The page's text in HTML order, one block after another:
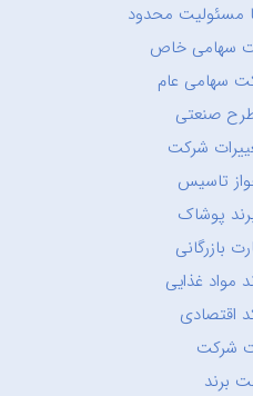
مسئولیت محدود
سهامی خاص
سهامی عام
صنعتی
شرکت
تاسیس
پوشاک
بازرگانی
مواد غذایی
اقتصادی
شرکت
برند